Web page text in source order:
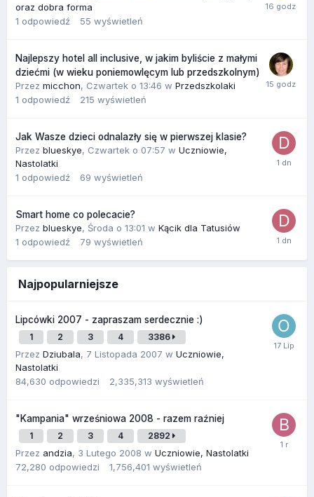
oraz dobra forma
1 odpowiedź 55 wyświetleń
Najlepszy hotel all inclusive, w jakim byliście z małymi
dziećmi (w wieku poniemowlęcym lub przedszkolnym)
Przez micchon, Czwartek o 13:46 w Przedszkolaki
1 odpowiedź 215 wyświetleń
Jak Wasze dzieci odnalazły się w pierwszej klasie?
Przez blueskye, Czwartek o 07:57 w Uczniowie,
Nastolatki
1 odpowiedź 69 wyświetleń
Smart home co polecacie?
Przez blueskye, Środa o 13:01 w Kącik dla Tatusiów
1 odpowiedź 79 wyświetleń
Najpopularniejsze
Lipcówki 2007 - zapraszam serdecznie :)
1 2 3 4 3386
Przez Dziubala, 7 Listopada 2007 w Uczniowie,
Nastolatki
84,630 odpowiedzi 2,335,313 wyświetleń
"Kampania" wrześniowa 2008 - razem raźniej
1 2 3 4 2892
Przez andzia, 3 Lutego 2008 w Uczniowie, Nastolatki
72,280 odpowiedzi 1,756,401 wyświetleń